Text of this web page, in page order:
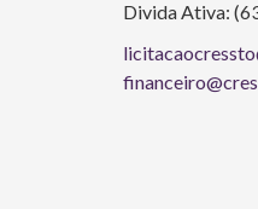
Divida Ativa: